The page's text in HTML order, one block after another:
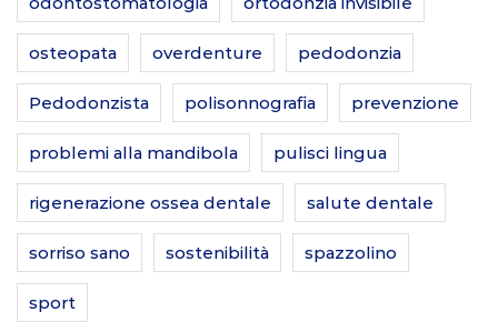
osteopata overdenture pedodonzia
Pedodonzista polisonnografia prevenzione
problemi alla mandibola pulisci lingua
rigenerazione ossea dentale salute dentale
sorriso sano sostenibilità spazzolino
sport